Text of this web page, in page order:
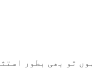
تو بھی بطور